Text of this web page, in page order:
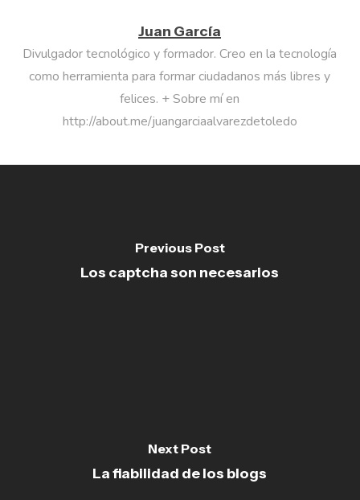
Juan García
Divulgador tecnológico y formador. Creo en la tecnología
como herramienta para formar ciudadanos más libres y
felices. + Sobre mí en
http://about.me/juangarciaalvarezdetoledo
Previous Post
Los captcha son necesarios
Next Post
La fiabilidad de los blogs